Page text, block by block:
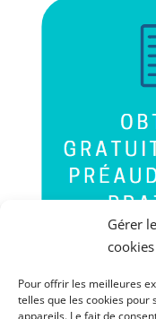
Gérer
cookies
Pour offrir les meilleures
telles que les cookies
appareils. Le fait de